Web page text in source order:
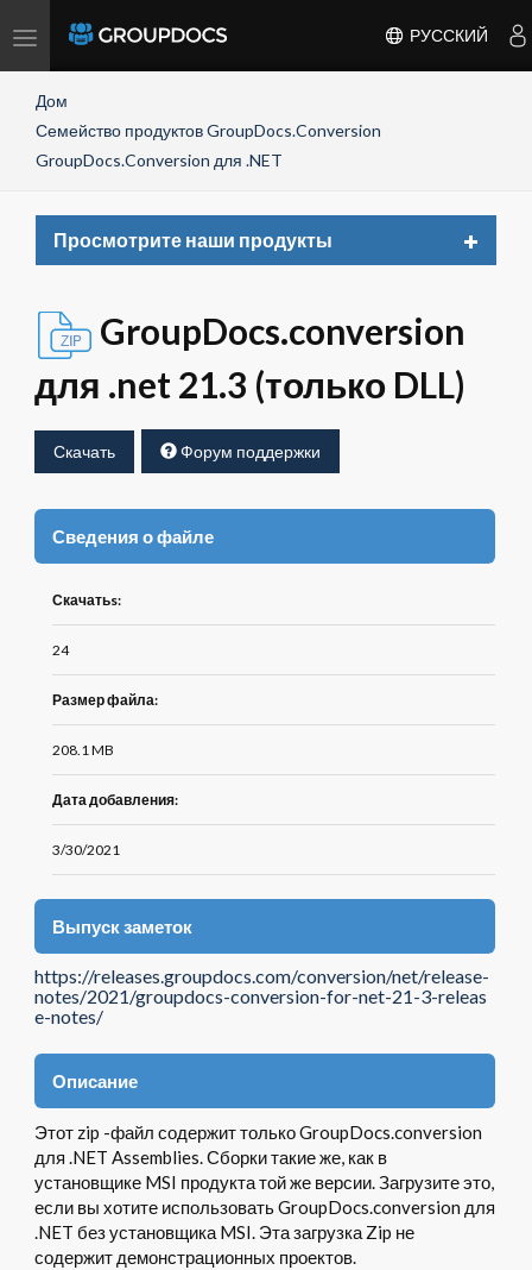
Toggle
РУССКИЙ
Дом
Семейство продуктов GroupDocs.Conversion
GroupDocs.Conversion для .NET
Просмотрите наши продукты
Toggle
GroupDocs.conversion
для .net 21.3 (только DLL)
Скачать Форум поддержки
Сведения о файле
Скачатьs:
24
Размер файла:
208.1 MB
Дата добавления:
3/30/2021
Выпуск заметок
https://releases.groupdocs.com/conversion/net/release-
notes/2021/groupdocs-conversion-for-net-21-3-releas
e-notes/
Описание
Этот zip -файл содержит только GroupDocs.conversion
для .NET Assemblies. Сборки такие же, как в
установщике MSI продукта той же версии. Загрузите это,
если вы хотите использовать GroupDocs.conversion для
.NET без установщика MSI. Эта загрузка Zip не
содержит демонстрационных проектов.